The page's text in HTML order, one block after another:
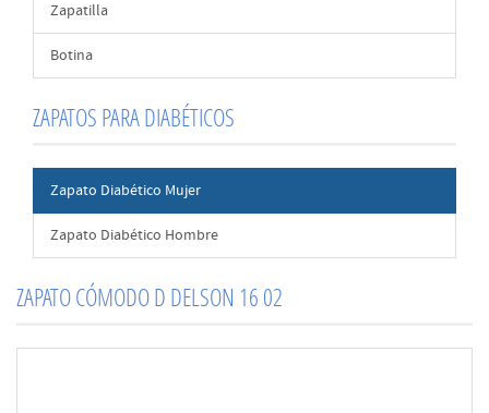
Zapatilla
Botina
ZAPATOS PARA DIABÉTICOS
Zapato Diabético Mujer
Zapato Diabético Hombre
ZAPATO CÓMODO D DELSON 16 02